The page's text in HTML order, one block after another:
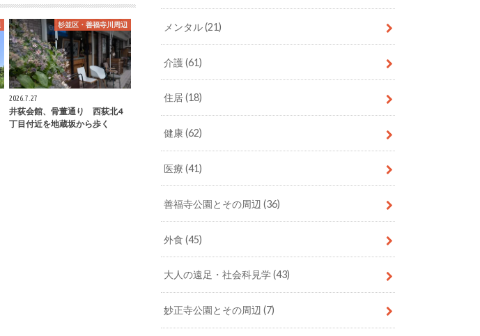
杉並区・善福寺川周辺
2026.7.27
井荻会館、骨董通り 西荻北4
丁目付近を地蔵坂から歩く
メンタル(21)
介護(61)
住居(18)
健康(62)
医療(41)
善福寺公園とその周辺(36)
外食(45)
大人の遠足・社会科見学(43)
妙正寺公園とその周辺(7)